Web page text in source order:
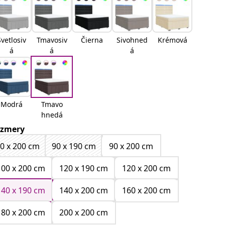
á
Tmavosiv
á
Čierna
Sivohned
á
Krémová
Modrá
Tmavo
hnedá
x 200 cm
90 x 190 cm
90 x 200 cm
x 200 cm
120 x 190 cm
120 x 200 cm
x 190 cm
140 x 200 cm
160 x 200 cm
x 200 cm
200 x 200 cm